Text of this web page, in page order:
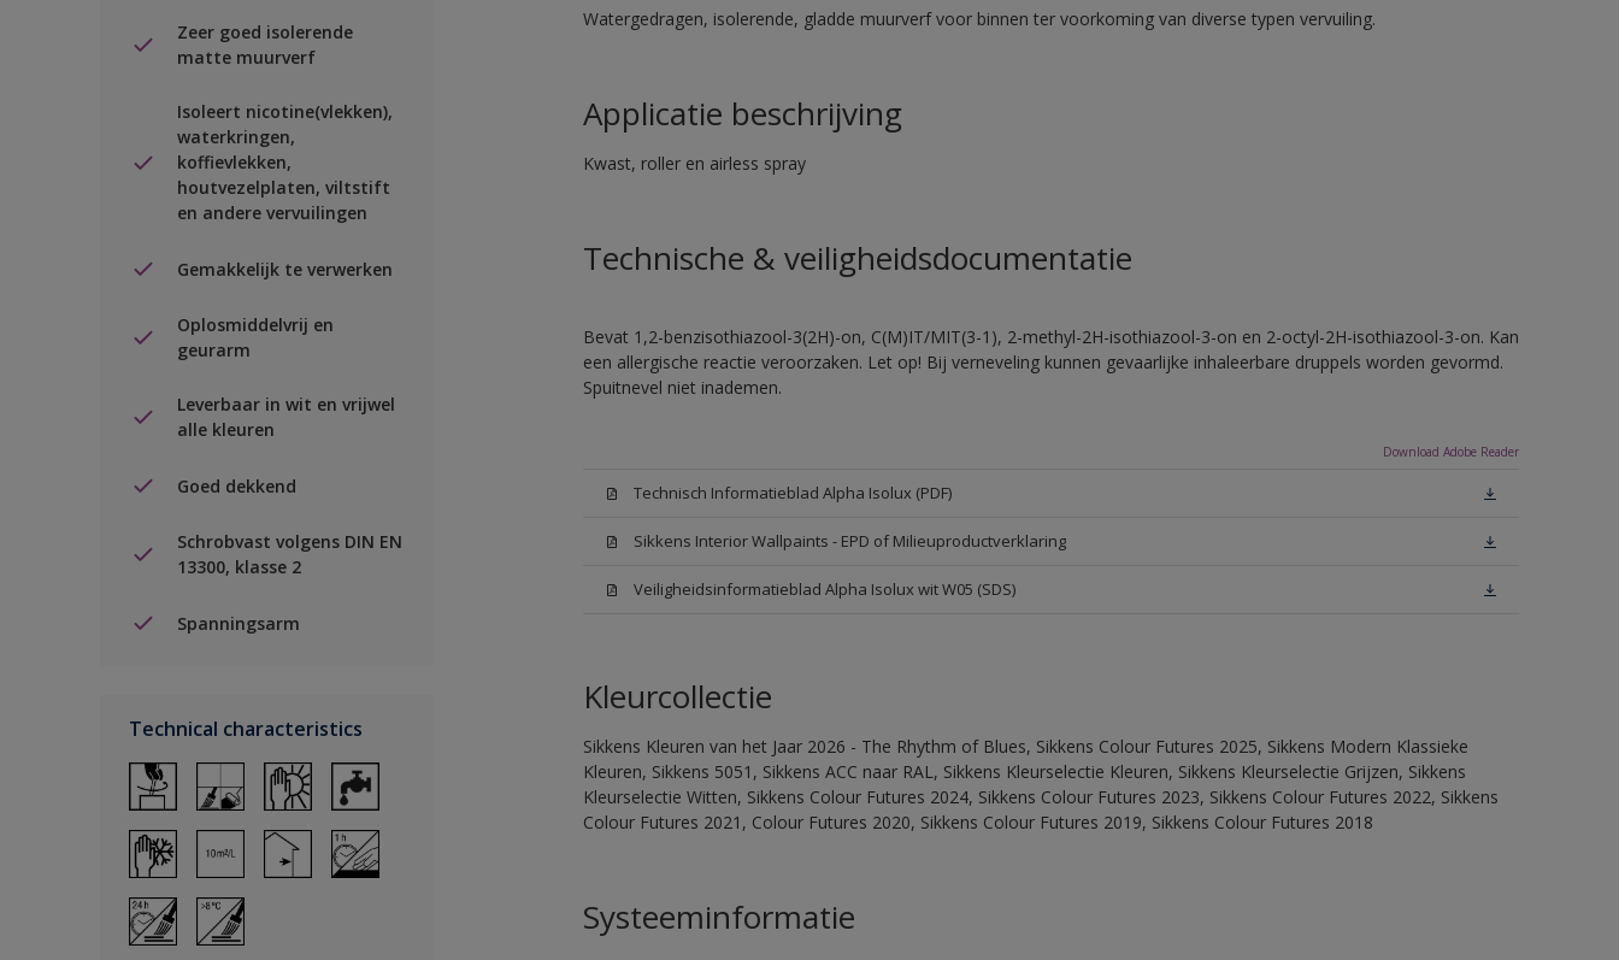
Zeer goed isolerende
matte muurverf
Isoleert nicotine(vlekken),
waterkringen,
koffievlekken,
houtvezelplaten, viltstift
en andere vervuilingen
Gemakkelijk te verwerken
Oplosmiddelvrij en
geurarm
Leverbaar in wit en vrijwel
alle kleuren
Goed dekkend
Schrobvast volgens DIN EN
13300, klasse 2
Spanningsarm
Technical characteristics
Watergedragen, isolerende, gladde muurverf voor binnen ter voorkoming van diverse typen vervuiling.
Applicatie beschrijving
Kwast, roller en airless spray
Technische & veiligheidsdocumentatie
Bevat 1,2-benzisothiazool-3(2H)-on, C(M)IT/MIT(3-1), 2-methyl-2H-isothiazool-3-on en 2-octyl-2H-isothiazool-3-on. Kan
een allergische reactie veroorzaken. Let op! Bij verneveling kunnen gevaarlijke inhaleerbare druppels worden gevormd.
Spuitnevel niet inademen.
Download Adobe Reader
Technisch Informatieblad Alpha Isolux (PDF)
Sikkens Interior Wallpaints - EPD of Milieuproductverklaring
Veiligheidsinformatieblad Alpha Isolux wit W05 (SDS)
Kleurcollectie
Sikkens Kleuren van het Jaar 2026 - The Rhythm of Blues, Sikkens Colour Futures 2025, Sikkens Modern Klassieke
Kleuren, Sikkens 5051, Sikkens ACC naar RAL, Sikkens Kleurselectie Kleuren, Sikkens Kleurselectie Grijzen, Sikkens
Kleurselectie Witten, Sikkens Colour Futures 2024, Sikkens Colour Futures 2023, Sikkens Colour Futures 2022, Sikkens
Colour Futures 2021, Colour Futures 2020, Sikkens Colour Futures 2019, Sikkens Colour Futures 2018
Systeeminformatie